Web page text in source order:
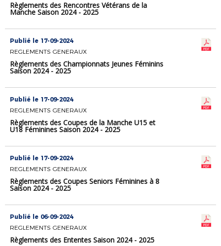
Règlements des Rencontres Vétérans de la
Manche Saison 2024 - 2025
Publié le 17-09-2024
REGLEMENTS GENERAUX
Règlements des Championnats Jeunes Féminins
Saison 2024 - 2025
Publié le 17-09-2024
REGLEMENTS GENERAUX
Règlements des Coupes de la Manche U15 et
U18 Féminines Saison 2024 - 2025
Publié le 17-09-2024
REGLEMENTS GENERAUX
Règlements des Coupes Seniors Féminines à 8
Saison 2024 - 2025
Publié le 06-09-2024
REGLEMENTS GENERAUX
Règlements des Ententes Saison 2024 - 2025